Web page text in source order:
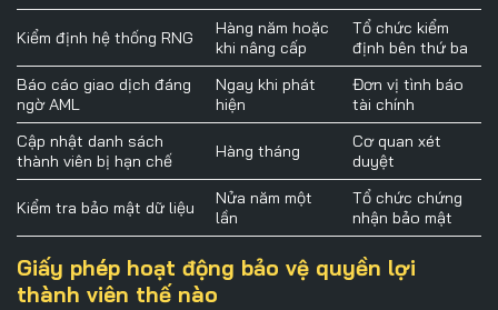
Kiểm định hệ thống RNG
Hàng năm hoặc
khi nâng cấp
Tổ chức kiểm
định bên thứ ba
Báo cáo giao dịch đáng
ngờ AML
Ngay khi phát
hiện
Đơn vị tình báo
tài chính
Cập nhật danh sách
thành viên bị hạn chế
Hàng tháng
Cơ quan xét
duyệt
Kiểm tra bảo mật dữ liệu
Nửa năm một
lần
Tổ chức chứng
nhận bảo mật
Giấy phép hoạt động bảo vệ quyền lợi
thành viên thế nào